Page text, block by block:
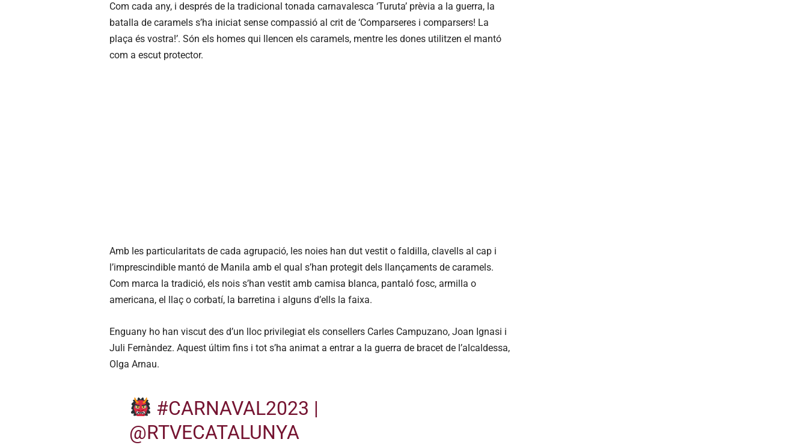
Com cada any, i després de la tradicional tonada carnavalesca ‘Turuta’ prèvia a la guerra, la
batalla de caramels s’ha iniciat sense compassió al crit de ‘Comparseres i comparsers! La
plaça és vostra!’. Són els homes qui llencen els caramels, mentre les dones utilitzen el mantó
com a escut protector.
Amb les particularitats de cada agrupació, les noies han dut vestit o faldilla, clavells al cap i
l’imprescindible mantó de Manila amb el qual s’han protegit dels llançaments de caramels.
Com marca la tradició, els nois s’han vestit amb camisa blanca, pantaló fosc, armilla o
americana, el llaç o corbatí, la barretina i alguns d’ells la faixa.
Enguany ho han viscut des d’un lloc privilegiat els consellers Carles Campuzano, Joan Ignasi i
Juli Fernàndez. Aquest últim fins i tot s’ha animat a entrar a la guerra de bracet de l’alcaldessa,
Olga Arnau.
#CARNAVAL2023 |
@RTVECATALUNYA